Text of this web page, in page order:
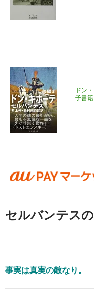
ドン
子書
セルバンテスの
事実は真実の敵なり。